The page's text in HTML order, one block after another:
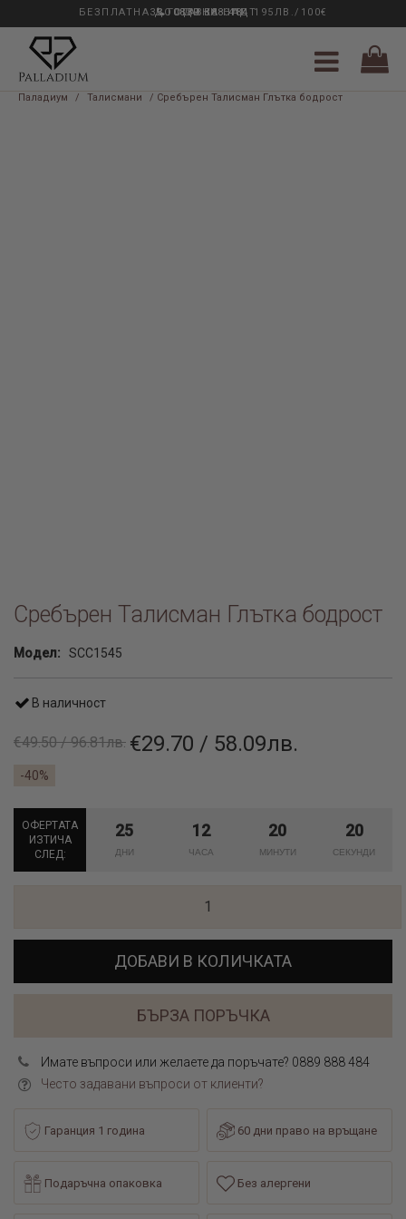
33 ГОДИНИ ОПИТ
БЕЗПЛАТНА ДОСТАВКА НАД 195ЛВ./100€
0889 888 484
Паладиум / Талисмани / Сребърен Талисман Глътка бодрост
Сребърен Талисман Глътка бодрост
Модел: SCC1545
В наличност
€49.50 / 96.81лв. €29.70 / 58.09лв.
-40%
ОФЕРТАТА
ИЗТИЧА
СЛЕД:
25 12 20 20
ДОБАВИ В КОЛИЧКАТА
БЪРЗА ПОРЪЧКА
Имате въпроси или желаете да поръчате? 0889 888 484
Често задавани въпроси от клиенти?
Гаранция 1 година 60 дни право на връщане
Подаръчна опаковка Без алергени